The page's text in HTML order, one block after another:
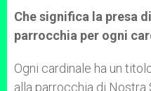
Che significa la presa
parrocchia per ogni
Ogni cardinale ha un
alla parrocchia di Nostra